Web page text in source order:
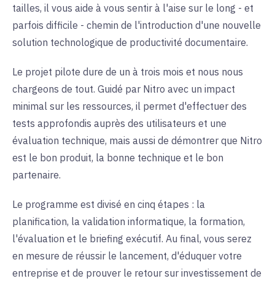
tailles, il vous aide à vous sentir à l'aise sur le long - et
parfois difficile - chemin de l'introduction d'une nouvelle
solution technologique de productivité documentaire.
Le projet pilote dure de un à trois mois et nous nous
chargeons de tout. Guidé par Nitro avec un impact
minimal sur les ressources, il permet d'effectuer des
tests approfondis auprès des utilisateurs et une
évaluation technique, mais aussi de démontrer que Nitro
est le bon produit, la bonne technique et le bon
partenaire.
Le programme est divisé en cinq étapes : la
planification, la validation informatique, la formation,
l'évaluation et le briefing exécutif. Au final, vous serez
en mesure de réussir le lancement, d'éduquer votre
entreprise et de prouver le retour sur investissement de